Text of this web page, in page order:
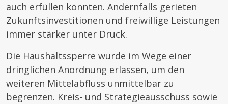
auch erfüllen könnten. Andernfalls gerieten
Zukunftsinvestitionen und freiwillige Leistungen
immer stärker unter Druck.
Die Haushaltssperre wurde im Wege einer
dringlichen Anordnung erlassen, um den
weiteren Mittelabfluss unmittelbar zu
begrenzen. Kreis- und Strategieausschuss sowie